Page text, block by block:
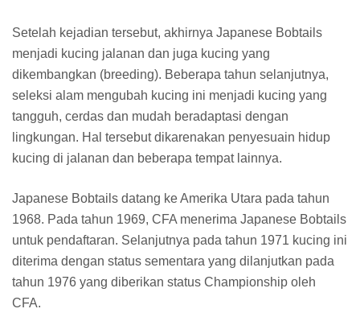
Setelah kejadian tersebut, akhirnya Japanese Bobtails
menjadi kucing jalanan dan juga kucing yang
dikembangkan (breeding). Beberapa tahun selanjutnya,
seleksi alam mengubah kucing ini menjadi kucing yang
tangguh, cerdas dan mudah beradaptasi dengan
lingkungan. Hal tersebut dikarenakan penyesuain hidup
kucing di jalanan dan beberapa tempat lainnya.
Japanese Bobtails datang ke Amerika Utara pada tahun
1968. Pada tahun 1969, CFA menerima Japanese Bobtails
untuk pendaftaran. Selanjutnya pada tahun 1971 kucing ini
diterima dengan status sementara yang dilanjutkan pada
tahun 1976 yang diberikan status Championship oleh
CFA.